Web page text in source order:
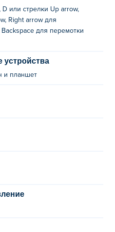
D или стрелки Up arrow,
Right arrow для
для перемотки
устройства
и планшет